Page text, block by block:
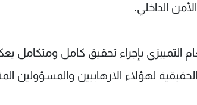
الداخلي.
التمييزي بإجراء تحقيق كامل ومتكامل
لهؤلاء الارهابيين والمسؤولين